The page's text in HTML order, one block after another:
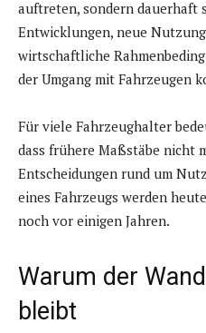
auftreten, sondern dauerhaft
Entwicklungen, neue
wirtschaftliche
der Umgang mit Fahrzeugen
Für viele Fahrzeughalter
dass frühere Maßstäbe nicht
Entscheidungen rund um
eines Fahrzeugs werden
noch vor einigen Jahren.
Warum der
bleibt